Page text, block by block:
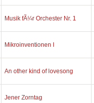
Musik fÃ¼r Orchester Nr. 1
Mikroinventionen I
An other kind of lovesong
Jener Zorntag